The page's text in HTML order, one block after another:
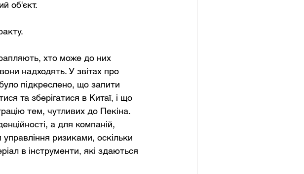
об'єкт.
хто може до них
надходять. У звітах про
підкреслено, що запити
та зберігатися в Китаї, і що
тем, чутливих до Пекіна.
а для компаній,
ризиками, оскільки
в інструменти, які здаються